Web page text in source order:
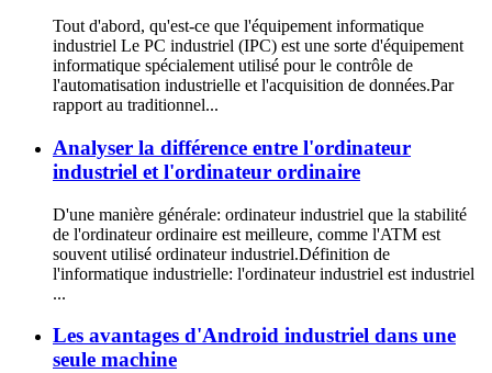
Tout d'abord, qu'est-ce que l'équipement informatique
industriel Le PC industriel (IPC) est une sorte d'équipement
informatique spécialement utilisé pour le contrôle de
l'automatisation industrielle et l'acquisition de données.Par
rapport au traditionnel...
Analyser la différence entre l'ordinateur
industriel et l'ordinateur ordinaire
D'une manière générale: ordinateur industriel que la stabilité
de l'ordinateur ordinaire est meilleure, comme l'ATM est
souvent utilisé ordinateur industriel.Définition de
l'informatique industrielle: l'ordinateur industriel est industriel
...
Les avantages d'Android industriel dans une
seule machine